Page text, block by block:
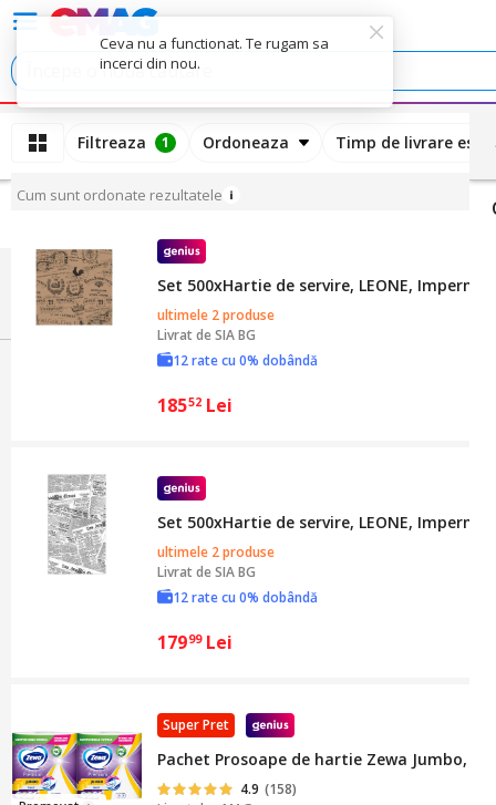
Ceva nu a functionat. Te rugam sa
incerci din nou.
Filtreaza 1 Ordoneaza Timp de livrare
Cum sunt ordonate rezultatele
Set 500xHartie de servire, LEONE,
ultimele 2 produse
Livrat deSIA BG
12 rate cu 0% dobândă
18552 Lei
Set 500xHartie de servire, LEONE,
ultimele 2 produse
Livrat deSIA BG
12 rate cu 0% dobândă
17999 Lei
Super Pret
Pachet Prosoape de hartie Zewa Jumbo, 3
4.9 (158)